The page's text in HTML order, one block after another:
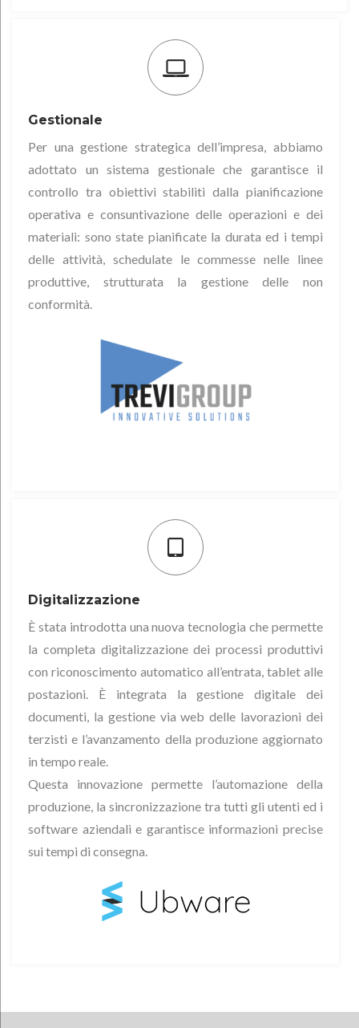
Gestionale
Per una gestione strategica dell’impresa, abbiamo
adottato un sistema gestionale che garantisce il
controllo tra obiettivi stabiliti dalla pianificazione
operativa e consuntivazione delle operazioni e dei
materiali: sono state pianificate la durata ed i tempi
delle attività, schedulate le commesse nelle linee
produttive, strutturata la gestione delle non
conformità.
Digitalizzazione
È stata introdotta una nuova tecnologia che permette
la completa digitalizzazione dei processi produttivi
con riconoscimento automatico all’entrata, tablet alle
postazioni. È integrata la gestione digitale dei
documenti, la gestione via web delle lavorazioni dei
terzisti e l’avanzamento della produzione aggiornato
in tempo reale.
Questa innovazione permette l’automazione della
produzione, la sincronizzazione tra tutti gli utenti ed i
software aziendali e garantisce informazioni precise
sui tempi di consegna.